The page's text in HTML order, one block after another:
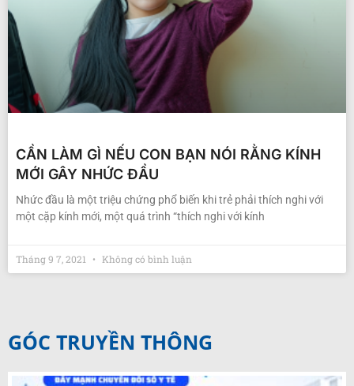
CẦN LÀM GÌ NẾU CON BẠN NÓI RẰNG KÍNH
MỚI GÂY NHỨC ĐẦU
Nhức đầu là một triệu chứng phổ biến khi trẻ phải thích nghi với
một cặp kính mới, một quá trình “thích nghi với kính
Tháng 9 7, 2021 Không có bình luận
GÓC TRUYỀN THÔNG